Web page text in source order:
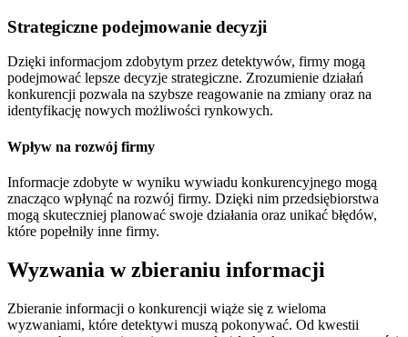
Strategiczne podejmowanie decyzji
Dzięki informacjom zdobytym przez detektywów, firmy mogą
podejmować lepsze decyzje strategiczne. Zrozumienie działań
konkurencji pozwala na szybsze reagowanie na zmiany oraz na
identyfikację nowych możliwości rynkowych.
Wpływ na rozwój firmy
Informacje zdobyte w wyniku wywiadu konkurencyjnego mogą
znacząco wpłynąć na rozwój firmy. Dzięki nim przedsiębiorstwa
mogą skuteczniej planować swoje działania oraz unikać błędów,
które popełniły inne firmy.
Wyzwania w zbieraniu informacji
Zbieranie informacji o konkurencji wiąże się z wieloma
wyzwaniami, które detektywi muszą pokonywać. Od kwestii